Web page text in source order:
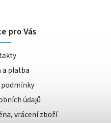
pro Vás
a platba
údajů
vrácení zboží